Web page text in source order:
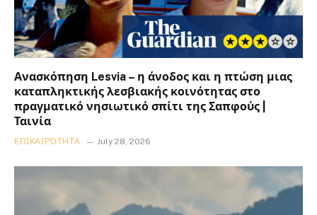
Ανασκόπηση Lesvia – η άνοδος και η πτώση μιας
καταπληκτικής λεσβιακής κοινότητας στο
πραγματικό νησιωτικό σπίτι της Σαπφούς |
Ταινία
ΕΠΙΚΑΙΡΌΤΗΤΑ July 28, 2026